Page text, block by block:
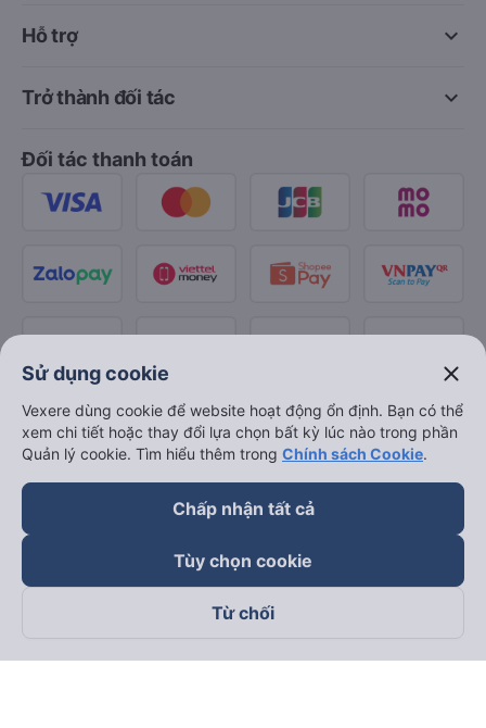
Về chúng tôi
Sử dụng cookie close
Vexere dùng cookie để website hoạt động ổn định. Bạn có thể
xem chi tiết hoặc thay đổi lựa chọn bất kỳ lúc nào trong phần
Quản lý cookie. Tìm hiểu thêm trong Chính sách Cookie.
Chấp nhận tất cả
Tùy chọn cookie
Từ chối